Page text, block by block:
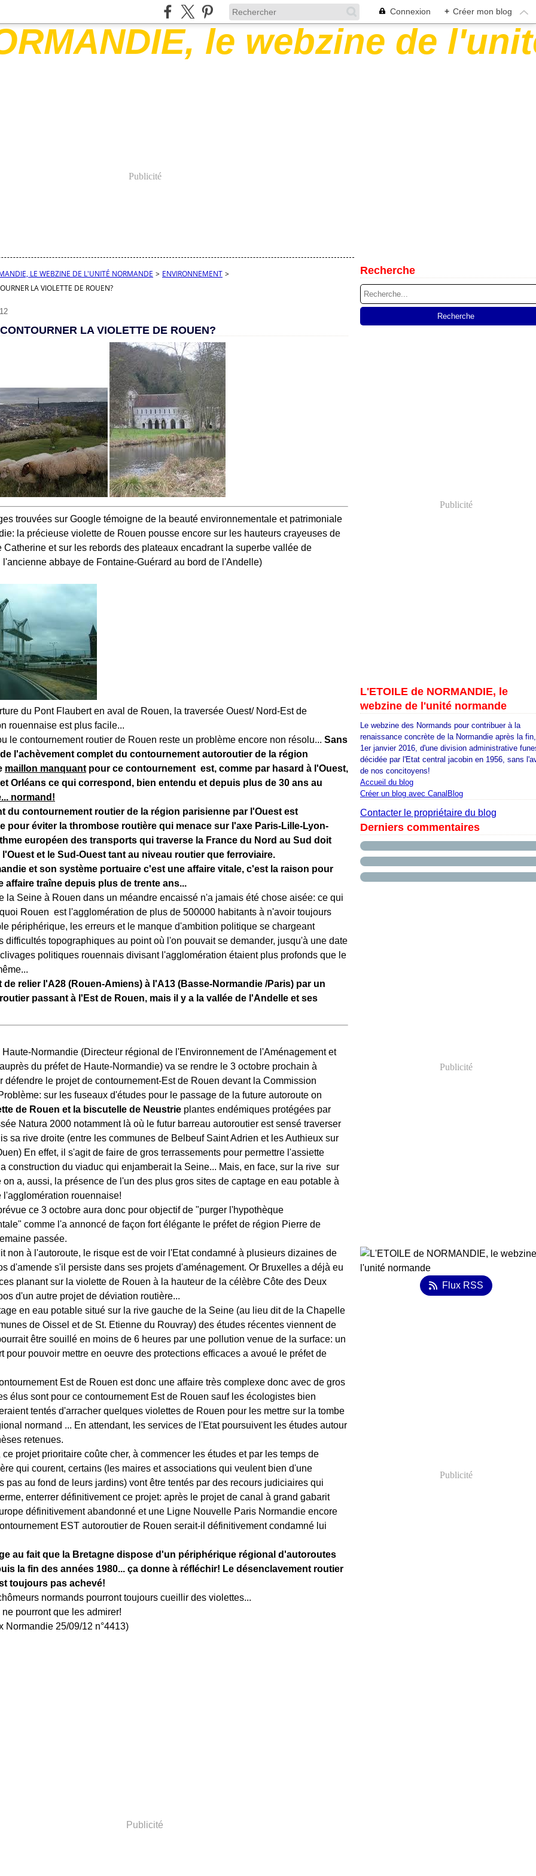
Connexion + Créer mon blog
Publicité
LE WEBZINE DE L'UNITÉ NORMANDE > ENVIRONNEMENT >
LA VIOLETTE DE ROUEN?
LA VIOLETTE DE ROUEN?
trouvées sur Google témoigne de la beauté environnementale et patrimoniale
la précieuse violette de Rouen pousse encore sur les hauteurs crayeuses de
Catherine et sur les rebords des plateaux encadrant la superbe vallée de
l'ancienne abbaye de Fontaine-Guérard au bord de l'Andelle)
du Pont Flaubert en aval de Rouen, la traversée Ouest/ Nord-Est de
rouennaise est plus facile...
le contournement routier de Rouen reste un problème encore non résolu... Sans
l'achèvement complet du contournement autoroutier de la région
maillon manquant pour ce contournement est, comme par hasard à l'Ouest,
Orléans ce qui correspond, bien entendu et depuis plus de 30 ans au
normand!
du contournement routier de la région parisienne par l'Ouest est
pour éviter la thrombose routière qui menace sur l'axe Paris-Lille-Lyon-
européen des transports qui traverse la France du Nord au Sud doit
et le Sud-Ouest tant au niveau routier que ferroviaire.
et son système portuaire c'est une affaire vitale, c'est la raison pour
affaire traîne depuis plus de trente ans...
la Seine à Rouen dans un méandre encaissé n'a jamais été chose aisée: ce qui
Rouen est l'agglomération de plus de 500000 habitants à n'avoir toujours
périphérique, les erreurs et le manque d'ambition politique se chargeant
difficultés topographiques au point où l'on pouvait se demander, jusqu'à une date
politiques rouennais divisant l'agglomération étaient plus profonds que le
de relier l'A28 (Rouen-Amiens) à l'A13 (Basse-Normandie /Paris) par un
passant à l'Est de Rouen, mais il y a la vallée de l'Andelle et ses
Haute-Normandie (Directeur régional de l'Environnement de l'Aménagement et
du préfet de Haute-Normandie) va se rendre le 3 octobre prochain à
défendre le projet de contournement-Est de Rouen devant la Commission
sur les fuseaux d'études pour le passage de la future autoroute on
de Rouen et la biscutelle de Neustrie plantes endémiques protégées par
Natura 2000 notamment là où le futur barreau autoroutier est sensé traverser
sa rive droite (entre les communes de Belbeuf Saint Adrien et les Authieux sur
En effet, il s'agit de faire de gros terrassements pour permettre l'assiette
construction du viaduc qui enjamberait la Seine... Mais, en face, sur la rive sur
on a, aussi, la présence de l'un des plus gros sites de captage en eau potable à
l'agglomération rouennaise!
ce 3 octobre aura donc pour objectif de "purger l'hypothèque
comme l'a annoncé de façon fort élégante le préfet de région Pierre de
passée.
non à l'autoroute, le risque est de voir l'Etat condamné à plusieurs dizaines de
d'amende s'il persiste dans ses projets d'aménagement. Or Bruxelles a déjà eu
planant sur la violette de Rouen à la hauteur de la célèbre Côte des Deux
d'un autre projet de déviation routière...
en eau potable situé sur la rive gauche de la Seine (au lieu dit de la Chapelle
de Oissel et de St. Etienne du Rouvray) des études récentes viennent de
être souillé en moins de 6 heures par une pollution venue de la surface: un
pour pouvoir mettre en oeuvre des protections efficaces a avoué le préfet de
Est de Rouen est donc une affaire très complexe donc avec de gros
élus sont pour ce contournement Est de Rouen sauf les écologistes bien
tentés d'arracher quelques violettes de Rouen pour les mettre sur la tombe
normand ... En attendant, les services de l'Etat poursuivent les études autour
retenues.
ce projet prioritaire coûte cher, à commencer les études et par les temps de
qui courent, certains (les maires et associations qui veulent bien d'une
pas au fond de leurs jardins) vont être tentés par des recours judiciaires qui
enterrer définitivement ce projet: après le projet de canal à grand gabarit
définitivement abandonné et une Ligne Nouvelle Paris Normandie encore
EST autoroutier de Rouen serait-il définitivement condamné lui
au fait que la Bretagne dispose d'un périphérique régional d'autoroutes
la fin des années 1980... ça donne à réfléchir! Le désenclavement routier
toujours pas achevé!
normands pourront toujours cueillir des violettes...
ne pourront que les admirer!
Normandie 25/09/12 n°4413)
Publicité
Recherche
Publicité
L'ETOILE de NORMANDIE, le
webzine de l'unité normande
Le webzine des Normands pour contribuer à la
renaissance concrète de la Normandie après la
1er janvier 2016, d'une division administrative
décidée par l'Etat central jacobin en 1956, sans
de nos concitoyens!
Accueil du blog
Créer un blog avec CanalBlog
Contacter le propriétaire du blog
Derniers commentaires
Publicité
Flux RSS
Publicité